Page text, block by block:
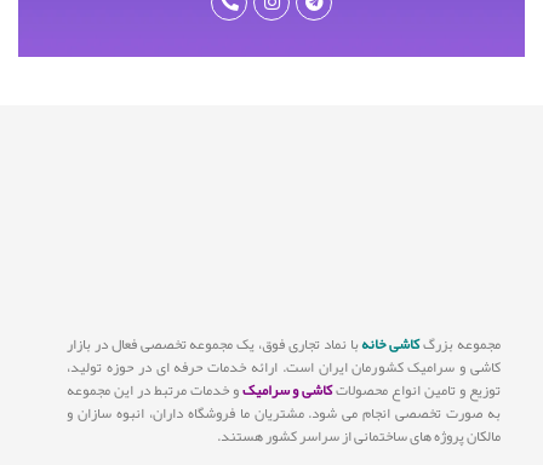
مجموعه بزرگکاشی خانهبا نماد تجاری فوق، یک مجموعه تخصصی فعال در بازار
کاشی و سرامیک کشورمان ایران است. ارائه خدمات حرفه ای در حوزه تولید،
توزیع و تامین انواع محصولاتکاشی و سرامیکو خدمات مرتبط در این مجموعه
به صورت تخصصی انجام می شود. مشتریان ما فروشگاه داران، انبوه سازان و
مالکان پروژه های ساختمانی از سراسر کشور هستند.